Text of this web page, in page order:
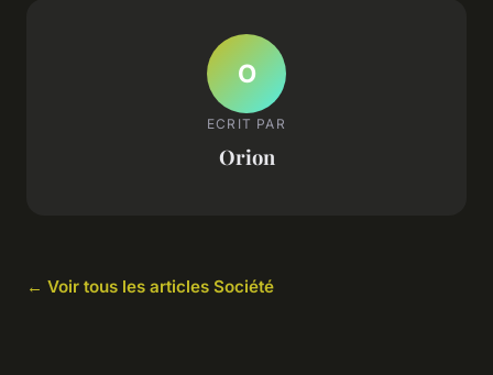
O
ECRIT PAR
Orion
← Voir tous les articles Société